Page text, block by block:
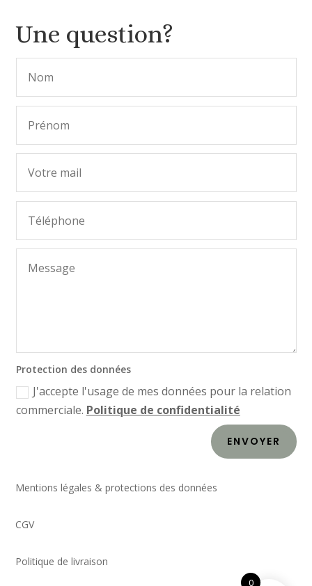
Une question?
Protection des données
J'accepte l'usage de mes données pour la relation
commerciale. Politique de confidentialité
ENVOYER
Mentions légales & protections des données
CGV
Politique de livraison
0